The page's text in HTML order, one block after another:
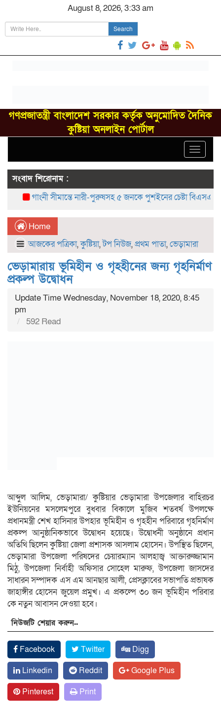
August 8, 2026, 3:33 am
Search
গণপ্রজাতন্ত্রী বাংলাদেশ সরকার কর্তৃক অনুমোদিত দৈনিক
কুষ্টিয়া অনলাইন পোর্টাল
Toggle
সংবাদ শিরোনাম :
গাংনী সীমান্তে নারী-পুরুষসহ ৫ জনকে পুশইনের চেষ্টা বিএসএফের,
Home
আজকের পত্রিকা,কুষ্টিয়া,টপ নিউজ,প্রথম পাতা,ভেড়ামারা
ভেড়ামারায় ভূমিহীন ও গৃহহীনের জন্য গৃহনির্মাণ
প্রকল্প উদ্বোধন
Update Time Wednesday, November 18, 2020, 8:45
pm
592 Read
আব্দুল আলিম, ভেড়ামারা/ কুষ্টিয়ার ভেড়ামারা উপজেলার বাহিরচর
ইউনিয়নের মসলেমপুরে বুধবার বিকালে মুজিব শতবর্ষ উপলক্ষে
প্রধানমন্ত্রী শেখ হাসিনার উপহার ভূমিহীন ও গৃহহীন পরিবারে গৃহনির্মাণ
প্রকল্প আনুষ্ঠানিকভাবে উদ্বোধন হয়েছে। উদ্বোধনী অনুষ্ঠানে প্রধান
অতিথি ছিলেন কুষ্টিয়া জেলা প্রশাসক আসলাম হোসেন। উপস্থিত ছিলেন,
ভেড়ামারা উপজেলা পরিষদের চেয়ারম্যান আলহাজ্ব আক্তারুজ্জামান
মিঠু, উপজেলা নির্বাহী অফিসার সোহেল মারুফ, উপজেলা জাসদের
সাধারন সম্পাদক এস এম আনছার আলী, প্রেসক্লাবের সভাপতি প্রভাষক
জাহাঙ্গীর হোসেন জুয়েল প্রমুখ। এ প্রকল্পে ৩০ জন ভূমিহীন পরিবার
কে নতুন আবাসন দেওয়া হবে।
নিউজটি শেয়ার করুন..
Facebook Twitter
Digg
Linkedin
Reddit
Google Plus
Pinterest
Print